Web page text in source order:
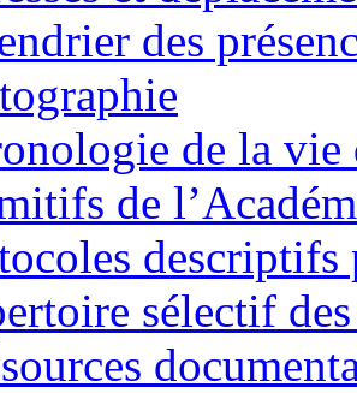
des
de la vie
de
descriptifs
sélectif